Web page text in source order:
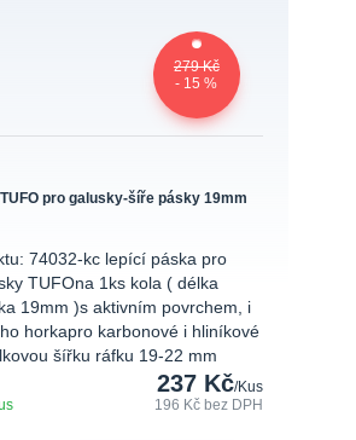
279 Kč
- 15 %
pro galusky-šíře pásky 19mm
74032-kc lepící páska pro
TUFOna 1ks kola ( délka
19mm )s aktivním povrchem, i
horkapro karbonové i hliníkové
šířku ráfku 19-22 mm
237 Kč/Kus
196 Kč bez DPH